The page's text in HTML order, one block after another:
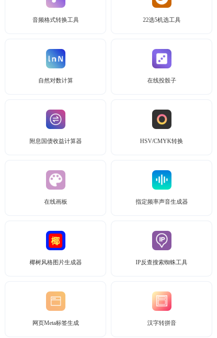
音频格式转换工具 22选5机选工具
自然对数计算 在线投骰子
附息国债收益计算器 HSV/CMYK转换
在线画板 指定频率声音生成器
椰树风格图片生成器 IP反查搜索蜘蛛工具
网页Meta标签生成 汉字转拼音